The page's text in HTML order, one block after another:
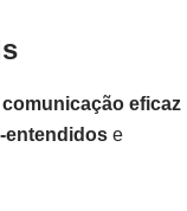
comunicação eficaz
entendidos e